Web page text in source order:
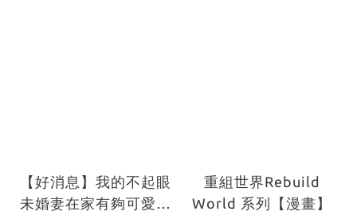
【好消息】我的不起眼
未婚妻在家有夠可愛。
重組世界Rebuild
World 系列【漫畫】